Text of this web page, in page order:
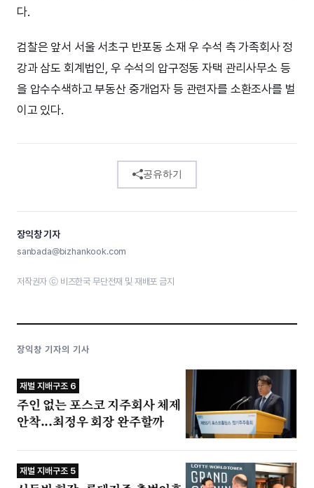
다.
검찰은 앞서 서울 서초구 반포동 소재 우 수석 측 가족회사 정
강과 삼도 회계법인, 우 수석의 압구정동 자택 관리사무소 등
을 압수수색하고 부동산 중개업자 등 관련자를 소환조사를 벌
이고 있다.
공유하기
장익창 기자
sanbada@bizhankook.com
저작권자 ⓒ 비즈한국 무단전재 및 재배포 금지
장익창 기자의 기사
재벌 지배구조 6
주인 없는 포스코 지주회사 체제
안착...최정우 회장 완주할까
재벌 지배구조 5